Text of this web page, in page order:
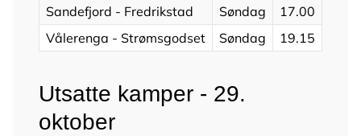
Sandefjord - Fredrikstad Søndag
17.00
Vålerenga - Strømsgodset
Søndag 19.15
Utsatte kamper - 29.
oktober